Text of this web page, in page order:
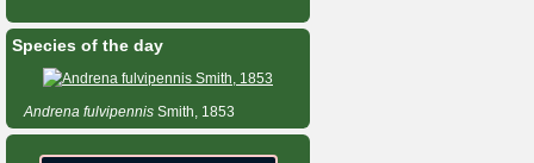
Species of the day
Andrena fulvipennis Smith, 1853